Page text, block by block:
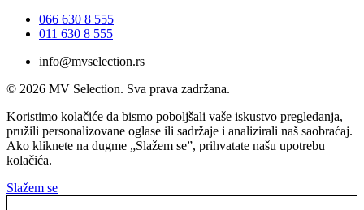
066 630 8 555
011 630 8 555
info@mvselection.rs
© 2026 MV Selection. Sva prava zadržana.
Koristimo kolačiće da bismo poboljšali vaše iskustvo pregledanja,
pružili personalizovane oglase ili sadržaje i analizirali naš saobraćaj.
Ako kliknete na dugme „Slažem se”, prihvatate našu upotrebu
kolačića.
Slažem se